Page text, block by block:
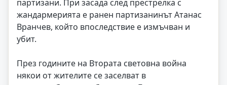
партизани. При засада след престрелка с
жандармерията е ранен партизанинът Атанас
Вранчев, който впоследствие е измъчван и
убит.
През годините на Втората световна война
някои от жителите се заселват в